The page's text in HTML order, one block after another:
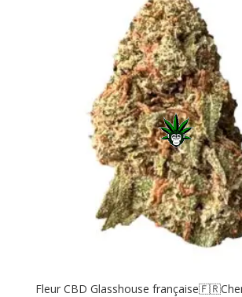
Fleur CBD Glasshouse